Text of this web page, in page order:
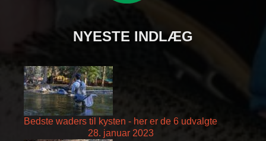
NYESTE INDLÆG
Bedste waders til kysten - her er de 6 udvalgte
28. januar 2023